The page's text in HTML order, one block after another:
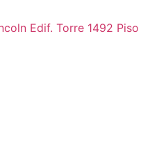
Edif. Torre 1492 Piso